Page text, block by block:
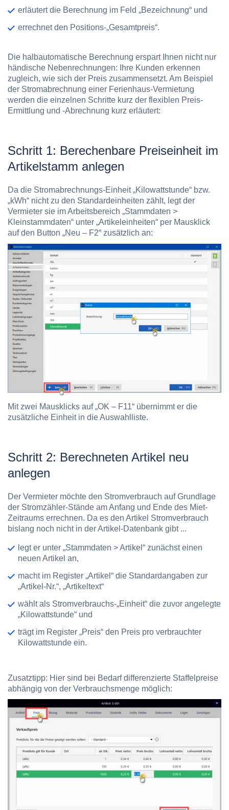
erläutert die Berechnung im Feld „Bezeichnung“ und
errechnet den Positions-„Gesamtpreis“.
Die halbautomatische Berechnung erspart Ihnen nicht nur
händische Nebenrechnungen: Ihre Kunden erkennen
zugleich, wie sich der Preis zusammensetzt. Am Beispiel
der Stromabrechnung einer Ferienhaus-Vermietung
werden die einzelnen Schritte kurz der flexiblen Preis-
Ermittlung und -Abrechnung kurz erläutert:
Schritt 1: Berechenbare Preiseinheit im
Artikelstamm anlegen
Da die Stromabrechnungs-Einheit „Kilowattstunde“ bzw.
„kWh“ nicht zu den Standardeinheiten zählt, legt der
Vermieter sie im Arbeitsbereich „Stammdaten >
Kleinstammdaten“ unter „Artikeleinheiten“ per Mausklick
auf den Button „Neu – F2“ zusätzlich an:
Mit zwei Mausklicks auf „OK – F11“ übernimmt er die
zusätzliche Einheit in die Auswahlliste.
Schritt 2: Berechneten Artikel neu
anlegen
Der Vermieter möchte den Stromverbrauch auf Grundlage
der Stromzähler-Stände am Anfang und Ende des Miet-
Zeitraums errechnen. Da es den Artikel Stromverbrauch
bislang noch nicht in der Artikel-Datenbank gibt ...
legt er unter „Stammdaten > Artikel“ zunächst einen
neuen Artikel an,
macht im Register „Artikel“ die Standardangaben zur
„Artikel-Nr.“, „Artikeltext“
wählt als Stromverbrauchs-„Einheit“ die zuvor angelegte
„Kilowattstunde“ und
trägt im Register „Preis“ den Preis pro verbrauchter
Kilowattstunde ein.
Zusatztipp: Hier sind bei Bedarf differenzierte Staffelpreise
abhängig von der Verbrauchsmenge möglich: